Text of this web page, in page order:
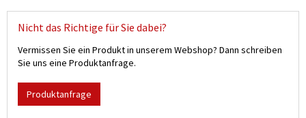
Nicht das Richtige für Sie dabei?
Vermissen Sie ein Produkt in unserem Webshop? Dann schreiben
Sie uns eine Produktanfrage.
Produktanfrage